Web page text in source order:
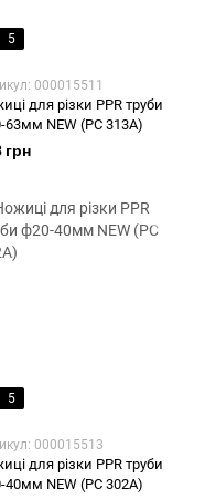
5
000015511
для різки PPR труби
63мм NEW (PC 313A)
грн
5
000015513
для різки PPR труби
40мм NEW (PC 302A)